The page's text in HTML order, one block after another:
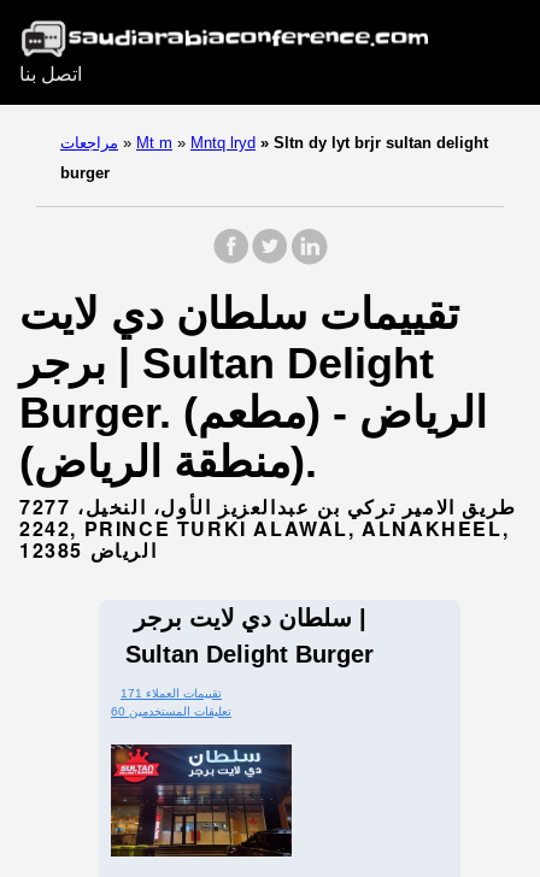
اتصل بنا
مراجعات » Mt m » Mntq lryd » Sltn dy lyt brjr sultan delight
burger
تقييمات سلطان دي لايت
برجر | Sultan Delight
Burger. (مطعم) - الرياض
(منطقة الرياض).
7277 طريق الامير تركي بن عبدالعزيز الأول، النخيل،
2242, PRINCE TURKI ALAWAL, ALNAKHEEL,
الرياض 12385
سلطان دي لايت برجر |
Sultan Delight Burger
171 تقييمات العملاء
60 تعليقات المستخدمين